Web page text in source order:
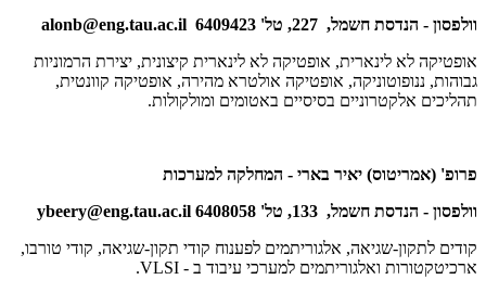
וולפסון - הנדסת חשמל, 227, טל' 6409423
alonb@eng.tau.ac.il
אופטיקה לא לינארית, אופטיקה לא לינארית קיצונית, יצירת הרמוניות
גבוהות, ננופוטוניקה, אופטיקה אולטרא מהירה, אופטיקה קוונטית,
תהליכים אלקטרוניים בסיסיים באטומים ומולקולות.
פרופ' (אמריטוס) יאיר בארי - המחלקה למערכות
וולפסון - הנדסת חשמל, 133, טל' 6408058
ybeery@eng.tau.ac.il
קודים לתקון-שגיאה, אלגוריתמים לפענוח קודי תקון-שגיאה, קודי טורבו,
ארכיטקטורות ואלגוריתמים למערכי עיבוד ב - VLSI
.